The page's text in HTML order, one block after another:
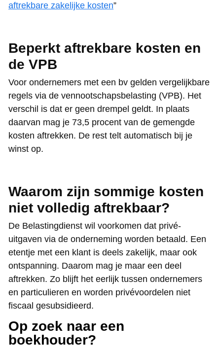
aftrekbare zakelijke kosten”
Beperkt aftrekbare kosten en
de VPB
Voor ondernemers met een bv gelden vergelijkbare
regels via de vennootschapsbelasting (VPB). Het
verschil is dat er geen drempel geldt. In plaats
daarvan mag je 73,5 procent van de gemengde
kosten aftrekken. De rest telt automatisch bij je
winst op.
Waarom zijn sommige kosten
niet volledig aftrekbaar?
De Belastingdienst wil voorkomen dat privé-
uitgaven via de onderneming worden betaald. Een
etentje met een klant is deels zakelijk, maar ook
ontspanning. Daarom mag je maar een deel
aftrekken. Zo blijft het eerlijk tussen ondernemers
en particulieren en worden privévoordelen niet
fiscaal gesubsidieerd.
Op zoek naar een
boekhouder?